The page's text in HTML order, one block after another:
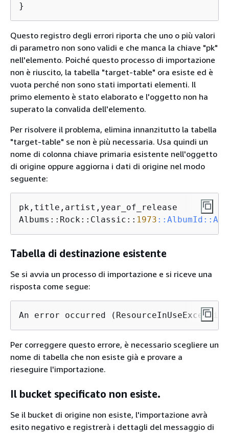
}
Questo registro degli errori riporta che uno o più valori
di parametro non sono validi e che manca la chiave "pk"
nell'elemento. Poiché questo processo di importazione
non è riuscito, la tabella "target-table" ora esiste ed è
vuota perché non sono stati importati elementi. Il
primo elemento è stato elaborato e l'oggetto non ha
superato la convalida dell'elemento.
Per risolvere il problema, elimina innanzitutto la tabella
"target-table" se non è più necessaria. Usa quindi un
nome di colonna chiave primaria esistente nell'oggetto
di origine oppure aggiorna i dati di origine nel modo
seguente:
pk,title,artist,year_of_release
Albums::Rock::Classic:: 1973 : :AlbumId :
Tabella di destinazione esistente
Se si avvia un processo di importazione e si riceve una
risposta come segue:
An error occurred
Per correggere questo errore, è necessario scegliere un
nome di tabella che non esiste già e provare a
rieseguire l'importazione.
Il bucket specificato non esiste.
Se il bucket di origine non esiste, l'importazione avrà
esito negativo e registrerà i dettagli del messaggio di